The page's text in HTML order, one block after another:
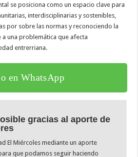
se posiciona como un espacio clave para
interdisciplinarias y sostenibles,
por sobre las normas y reconociendo la
una problemática que afecta
entrerriana.
en WhatsApp
gracias al aporte de
El Miércoles mediante un aporte
que podamos seguir haciendo